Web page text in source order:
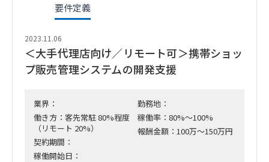
要件定義
2023.11.06
＜大手代理店向け／リモート可＞携帯ショッ
プ販売管理システムの開発支援
業界：
働き方：客先常駐 80%程度
（リモート 20%）
契約期間：
稼働開始日：
勤務地：
稼働率：80%～100%
報酬金額：100万～150万円